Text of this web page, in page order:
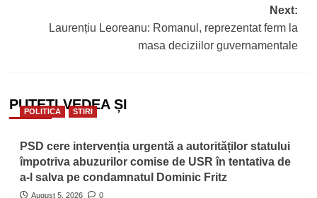
Next:
Laurențiu Leoreanu: Romanul, reprezentat ferm la
masa deciziilor guvernamentale
PUTEȚI VEDEA ȘI
POLITICA STIRI
PSD cere intervenția urgentă a autorităților statului
împotriva abuzurilor comise de USR în tentativa de
a-l salva pe condamnatul Dominic Fritz
August 5, 2026 0